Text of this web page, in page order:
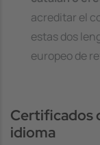
acreditar el
estas dos
europeo de
Certificados
idioma